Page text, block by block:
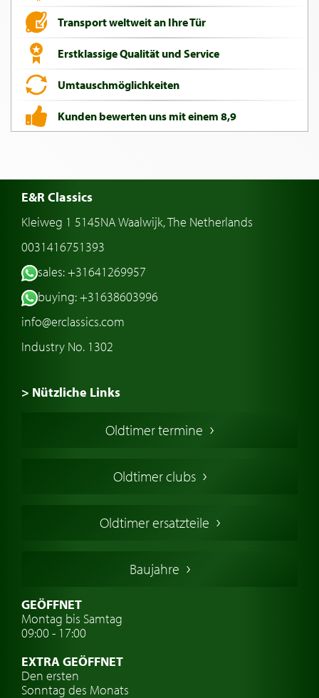
Transport weltweit an Ihre Tür
Erstklassige Qualität und Service
Umtauschmöglichkeiten
Kunden bewerten uns mit einem 8,9
E&R Classics
Kleiweg 1 5145NA Waalwijk, The Netherlands
0031416751393
sales: +31641269957
buying: +31638603996
info@erclassics.com
Industry No. 1302
> Nützliche Links
Oldtimers in Europa
Englische Oldtimer
Deutsche Oldtimer
Schwedische Oldtimer
Oldtimer mit h-kennzeichen
Auto Oldtimer Markt
Oldtimer-Versicherung
Oldtimer termine
Oldtimer clubs
Oldtimer ersatzteile
Baujahre
GEÖFFNET
Montag bis Samtag
09:00 - 17:00
EXTRA GEÖFFNET
Den ersten
Sonntag des Monats